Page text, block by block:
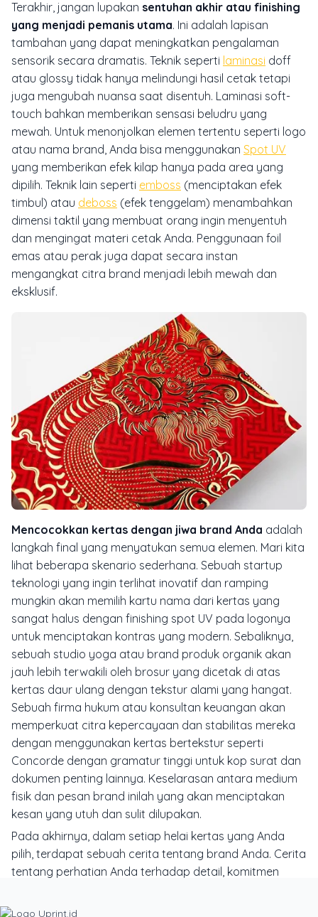
Terakhir, jangan lupakan sentuhan akhir atau finishing
yang menjadi pemanis utama. Ini adalah lapisan
tambahan yang dapat meningkatkan pengalaman
sensorik secara dramatis. Teknik seperti laminasi doff
atau glossy tidak hanya melindungi hasil cetak tetapi
juga mengubah nuansa saat disentuh. Laminasi soft-
touch bahkan memberikan sensasi beludru yang
mewah. Untuk menonjolkan elemen tertentu seperti logo
atau nama brand, Anda bisa menggunakan Spot UV
yang memberikan efek kilap hanya pada area yang
dipilih. Teknik lain seperti emboss (menciptakan efek
timbul) atau deboss (efek tenggelam) menambahkan
dimensi taktil yang membuat orang ingin menyentuh
dan mengingat materi cetak Anda. Penggunaan foil
emas atau perak juga dapat secara instan
mengangkat citra brand menjadi lebih mewah dan
eksklusif.
Mencocokkan kertas dengan jiwa brand Anda adalah
langkah final yang menyatukan semua elemen. Mari kita
lihat beberapa skenario sederhana. Sebuah startup
teknologi yang ingin terlihat inovatif dan ramping
mungkin akan memilih kartu nama dari kertas yang
sangat halus dengan finishing spot UV pada logonya
untuk menciptakan kontras yang modern. Sebaliknya,
sebuah studio yoga atau brand produk organik akan
jauh lebih terwakili oleh brosur yang dicetak di atas
kertas daur ulang dengan tekstur alami yang hangat.
Sebuah firma hukum atau konsultan keuangan akan
memperkuat citra kepercayaan dan stabilitas mereka
dengan menggunakan kertas bertekstur seperti
Concorde dengan gramatur tinggi untuk kop surat dan
dokumen penting lainnya. Keselarasan antara medium
fisik dan pesan brand inilah yang akan menciptakan
kesan yang utuh dan sulit dilupakan.
Pada akhirnya, dalam setiap helai kertas yang Anda
pilih, terdapat sebuah cerita tentang brand Anda. Cerita
tentang perhatian Anda terhadap detail, komitmen
pancarkan ke dunia. Menganggap pemilihan kertas